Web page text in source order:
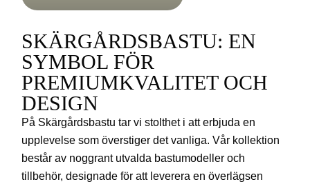
SKÄRGÅRDSBASTU: EN
SYMBOL FÖR
PREMIUMKVALITET OCH
DESIGN
På Skärgårdsbastu tar vi stolthet i att erbjuda en
upplevelse som överstiger det vanliga. Vår kollektion
består av noggrant utvalda bastumodeller och
tillbehör, designade för att leverera en överlägsen